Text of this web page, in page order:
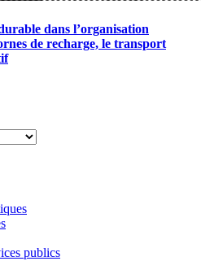
dans l’organisation
de recharge, le transport
publics